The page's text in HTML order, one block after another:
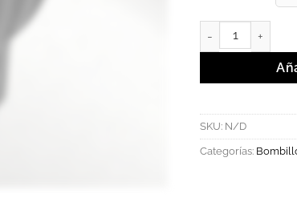
Fiordo GU -
SKU: N/D
Categorías: